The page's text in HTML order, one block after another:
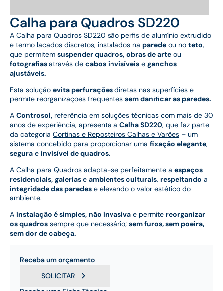
Calha para Quadros SD220
A Calha para Quadros SD220 são perfis de alumínio extrudido
e termo lacados discretos, instalados na parede ou no teto,
que permitem suspender quadros, obras de arte ou
fotografiasatravés de cabos invisíveis e ganchos
ajustáveis.
Esta solução evita perfuraçõesdiretas nas superfícies e
permite reorganizações frequentes sem danificar as paredes.
A Controsol, referência em soluções técnicas com mais de 30
anos de experiência, apresenta a Calha SD220, que faz parte
da categoria Cortinas e Reposteiros Calhas e Varões – um
sistema concebido para proporcionar uma fixação elegante,
segura e invisível de quadros.
A Calha para Quadros adapta-se perfeitamente a espaços
residenciais, galeriase ambientes culturais, respeitando a
integridade das paredes e elevando o valor estético do
ambiente.
A instalação é simples, não invasiva e permite reorganizar
os quadros sempre que necessário; sem furos, sem poeira,
sem dor de cabeça.
Receba um orçamento
SOLICITAR